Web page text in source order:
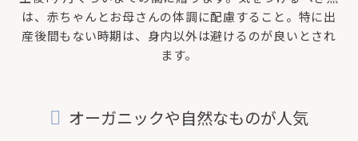
は、赤ちゃんとお母さんの体調に配慮すること。特に出
産後間もない時期は、身内以外は避けるのが良いとされ
ます。
オーガニックや自然なものが人気